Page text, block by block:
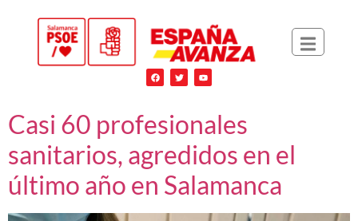
Casi 60 profesionales
sanitarios, agredidos en el
último año en Salamanca